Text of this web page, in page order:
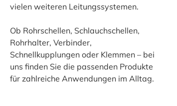
vielen weiteren Leitungssystemen.
Ob Rohrschellen, Schlauchschellen,
Rohrhalter, Verbinder,
Schnellkupplungen oder Klemmen – bei
uns finden Sie die passenden Produkte
für zahlreiche Anwendungen im Alltag.